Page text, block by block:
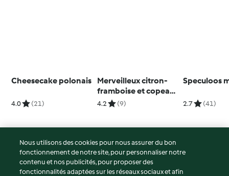
Cheesecake polonais
4.0 (21)
Merveilleux citron-
framboise et copeaux
de chocolat blanc
4.2 (9)
Speculoos
2.7 (41)
© Copyright 2026
Conditions d'utilisation
Nous utilisons des cookies pour nous assurer du bon
fonctionnement de notre site, pour personnaliser notre
contenu et nos publicités, pour proposer des
fonctionnalités adaptées sur les réseaux sociaux et afin